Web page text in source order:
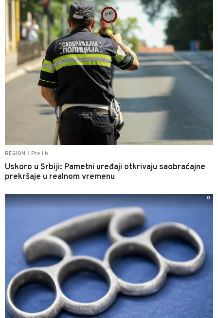
REGION Pre 1 h
Uskoro u Srbiji: Pametni uređaji otkrivaju saobraćajne
prekršaje u realnom vremenu
0